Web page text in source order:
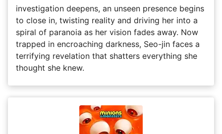
investigation deepens, an unseen presence begins
to close in, twisting reality and driving her into a
spiral of paranoia as her vision fades away. Now
trapped in encroaching darkness, Seo-jin faces a
terrifying revelation that shatters everything she
thought she knew.